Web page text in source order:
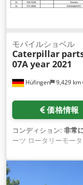
Hüfingen 9,429 km
モバイルショベル
Caterpillar
07A year 2021
価格情報
コンディション: 非常
ーツ ロータリーモー
ユニオン 525-9476 1
リンダー2個 568-
ハンドル（スティッ
525-9267 1x ブーム